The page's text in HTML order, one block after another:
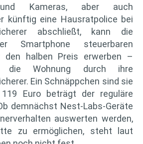
und Kameras, aber auch
künftig eine Hausratpolice bei
abschließt, kann die
Smartphone steuerbaren
den halben Preis erwerben –
die Wohnung durch ihre
Ein Schnäppchen sind sie
Euro beträgt der reguläre
demnächst Nest-Labs-Geräte
auswerten werden,
zu ermöglichen, steht laut